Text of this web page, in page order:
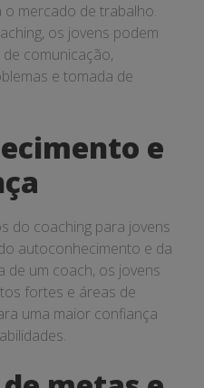
o mercado de trabalho.
os jovens podem
comunicação,
e tomada de
e
do coaching para jovens
autoconhecimento e da
de um coach, os jovens
fortes e áreas de
uma maior confiança